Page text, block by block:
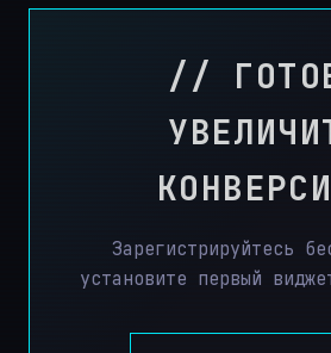
//
Зарегистрируйтесь
установите первый